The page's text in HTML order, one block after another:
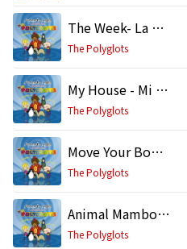
The Week- La Semana
The Polyglots
My House - Mi Casa
The Polyglots
Move Your Body - Mueve Tu Cuerpo
The Polyglots
Animal Mambooo
The Polyglots